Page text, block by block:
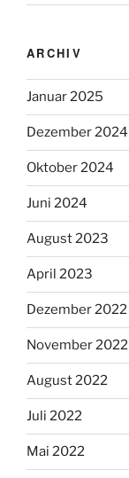
ARCHIV
Januar 2025
Dezember 2024
Oktober 2024
Juni 2024
August 2023
April 2023
Dezember 2022
November 2022
August 2022
Juli 2022
Mai 2022